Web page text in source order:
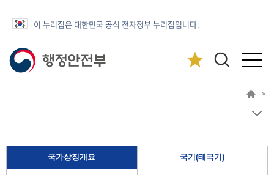
이 누리집은 대한민국 공식 전자정부 누리집입니다.
>
국가상징개요 국기(태극기)